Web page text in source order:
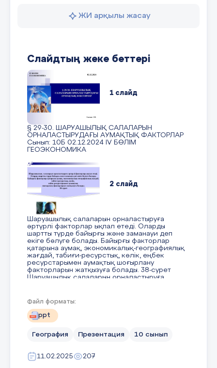
ЖИ арқылы жасау
Слайдтың жеке беттері
1 слайд
§ 29-30. ШАРУАШЫЛЫҚ САЛАЛАРЫН
ОРНАЛАСТЫРУДАҒЫ АУМАҚТЫҚ ФАКТОРЛАР
Сынып: 10Б 02.12.2024 ІV БӨЛІМ
ГЕОЭКОНОМИКА
2 слайд
Шаруашылық салаларын орналастыруға
әртүрлі факторлар ықпал етеді. Оларды
шартты түрде байырғы және заманауи деп
екіге бөлуге болады. Байырғы факторлар
қатарына аумақ, экономикалық-географиялық
жағдай, табиғи-ресурстық, көлік, еңбек
ресурстарымен аумақтық шоғырлану
факторларын жатқызуға болады. 38-сурет
Шаруашылық салаларын орналастыруға
екіге бөлуге болады. Байырғы факторлар
қатарына аумақ, экономикалық-географиялық
жағдай, табиғи-ресурстық, көлік, еңбек
ресурстарымен аумақтық шоғырлану
Файл форматы:
ppt
География Презентация 10 сынып
11.02.2025 207